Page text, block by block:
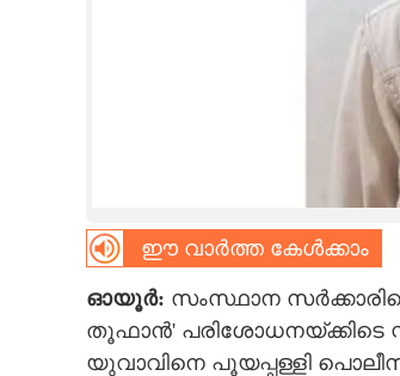
CARTOONS
LITERATURE
ഈ വാർത്ത കേൾക്കാം
ഓയൂർ: സംസ്ഥാന
തൂഫാൻ' പരിശോധനയ്ക്കിടെ
യുവാവിനെ പൂയപ്പള്ളി